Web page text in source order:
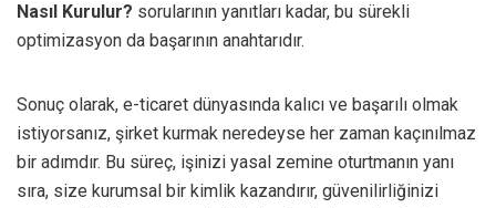
Nasıl Kurulur? sorularının yanıtları kadar, bu sürekli
optimizasyon da başarının anahtarıdır.
Sonuç olarak, e-ticaret dünyasında kalıcı ve başarılı olmak
istiyorsanız, şirket kurmak neredeyse her zaman kaçınılmaz
bir adımdır. Bu süreç, işinizi yasal zemine oturtmanın yanı
sıra, size kurumsal bir kimlik kazandırır, güvenilirliğinizi